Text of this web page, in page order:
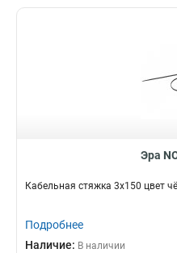
Эра
Кабельная стяжка 3х150 цвет
Подробнее
Наличие: В наличии